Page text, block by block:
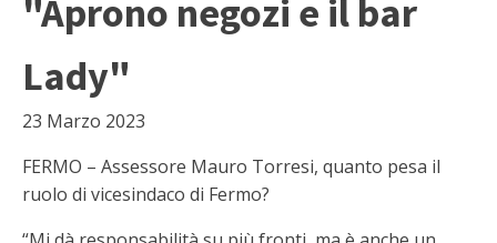
"Aprono negozi e il bar
Lady"
23 Marzo 2023
FERMO – Assessore Mauro Torresi, quanto pesa il
ruolo di vicesindaco di Fermo?